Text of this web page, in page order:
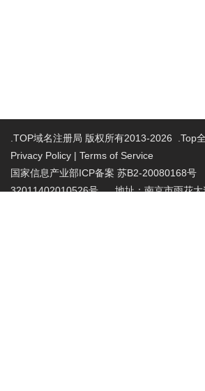
.TOP域名注册局 版权所有2013-2026 .Top
Privacy Policy | Terms of Service
国家信息产业部ICP备案 苏B2-20080168号
32011402010526号 地址：南京市雨花大